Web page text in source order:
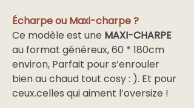
Écharpe ou Maxi-charpe ?
Ce modèle est une MAXI-CHARPE
au format généreux, 60 * 180cm
environ, Parfait pour s’enrouler
bien au chaud tout cosy : ). Et pour
ceux.celles qui aiment l’oversize !